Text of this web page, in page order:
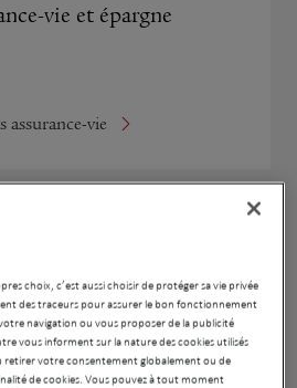
vie et épargne
assurance-vie
complémentaire retraite
choix, c’est aussi choisir de protéger sa vie privée
des traceurs pour assurer le bon fonctionnement
navigation ou vous proposer de la publicité
vous informent sur la nature des cookies utilisés
votre consentement globalement ou de
de cookies. Vous pouvez à tout moment